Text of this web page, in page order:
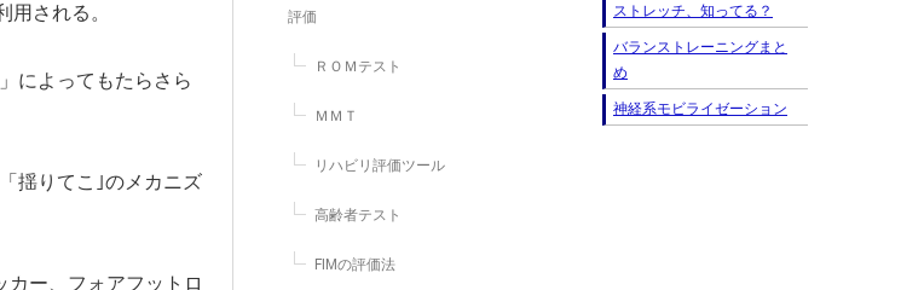
される。
によってもたらさら
揺りてこ｣のメカニズ
ー、フォアフットロ
評価
ＲＯＭテスト
ＭＭＴ
リハビリ評価ツール
高齢者テスト
FIMの評価法
ストレッチ、知ってる？
バランストレーニングまと
め
神経系モビライゼーション